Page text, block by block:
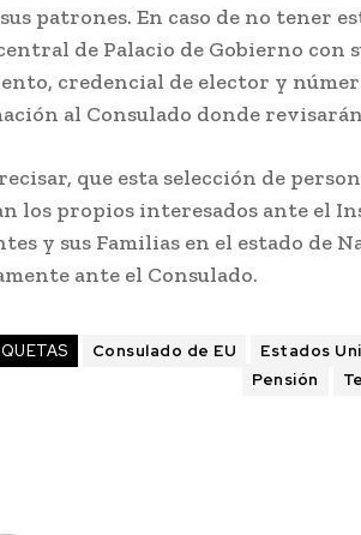
patrones. En caso de no tener
de Palacio de Gobierno con
credencial de elector y
al Consulado donde
que esta selección de
los propios interesados ante el
y sus Familias en el estado de
ante el Consulado.
Consulado de EU Estados
Pensión